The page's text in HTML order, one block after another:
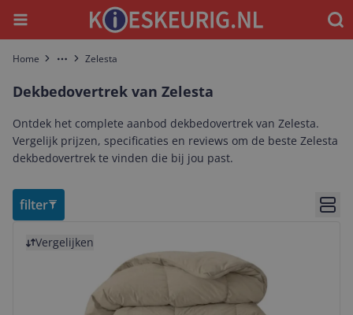
Menu
Home More Zelesta
Dekbedovertrek van Zelesta
Ontdek het complete aanbod dekbedovertrek van Zelesta.
Vergelijk prijzen, specificaties en reviews om de beste Zelesta
dekbedovertrek te vinden die bij jou past.
filter
Vergelijken